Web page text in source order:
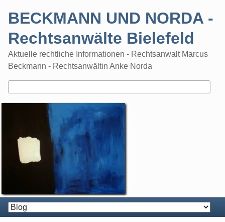
BECKMANN UND NORDA -
Rechtsanwälte Bielefeld
Aktuelle rechtliche Informationen - Rechtsanwalt Marcus
Beckmann - Rechtsanwältin Anke Norda